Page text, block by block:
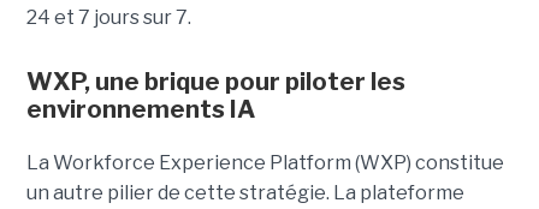
24 et 7 jours sur 7.
WXP, une brique pour piloter les
environnements IA
La Workforce Experience Platform (WXP) constitue
un autre pilier de cette stratégie. La plateforme